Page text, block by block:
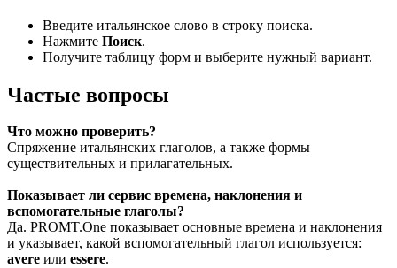
Введите итальянское слово в строку поиска.
Нажмите Поиск.
Получите таблицу форм и выберите нужный вариант.
Частые вопросы
Что можно проверить?
Спряжение итальянских глаголов, а также формы
существительных и прилагательных.
Показывает ли сервис времена, наклонения и
вспомогательные глаголы?
Да. PROMT.One показывает основные времена и наклонения
и указывает, какой вспомогательный глагол используется:
avere или essere.